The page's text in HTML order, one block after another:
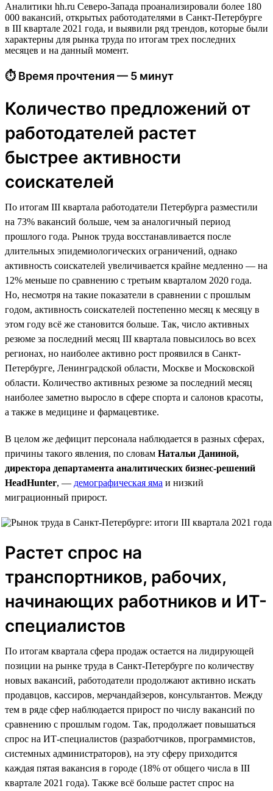
Аналитики hh.ru Северо-Запада проанализировали более 180
000 вакансий, открытых работодателями в Санкт-Петербурге
в III квартале 2021 года, и выявили ряд трендов, которые были
характерны для рынка труда по итогам трех последних
месяцев и на данный момент.
⏱ Время прочтения — 5 минут
Количество предложений от
работодателей растет
быстрее активности
соискателей
По итогам III квартала работодатели Петербурга разместили
на 73% вакансий больше, чем за аналогичный период
прошлого года. Рынок труда восстанавливается после
длительных эпидемиологических ограничений, однако
активность соискателей увеличивается крайне медленно — на
12% меньше по сравнению с третьим кварталом 2020 года.
Но, несмотря на такие показатели в сравнении с прошлым
годом, активность соискателей постепенно месяц к месяцу в
этом году всё же становится больше. Так, число активных
резюме за последний месяц III квартала повысилось во всех
регионах, но наиболее активно рост проявился в Санкт-
Петербурге, Ленинградской области, Москве и Московской
области. Количество активных резюме за последний месяц
наиболее заметно выросло в сфере спорта и салонов красоты,
а также в медицине и фармацевтике.
В целом же дефицит персонала наблюдается в разных сферах,
причины такого явления, по словам Натальи Даниной,
директора департамента аналитических бизнес-решений
HeadHunter, — демографическая яма и низкий
миграционный прирост.
Растет спрос на
транспортников, рабочих,
начинающих работников и ИТ-
специалистов
По итогам квартала сфера продаж остается на лидирующей
позиции на рынке труда в Санкт-Петербурге по количеству
новых вакансий, работодатели продолжают активно искать
продавцов, кассиров, мерчандайзеров, консультантов. Между
тем в ряде сфер наблюдается прирост по числу вакансий по
сравнению с прошлым годом. Так, продолжает повышаться
спрос на ИТ-специалистов (разработчиков, программистов,
системных администраторов), на эту сферу приходится
каждая пятая вакансия в городе (18% от общего числа в III
квартале 2021 года). Также всё больше растет спрос на